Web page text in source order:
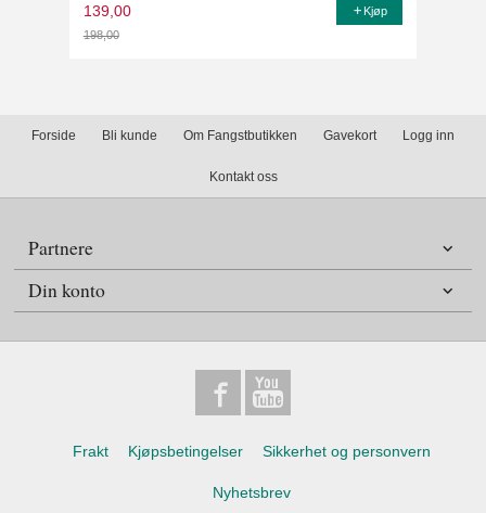
139,00
198,00
Kjøp
Forside Bli kunde Om Fangstbutikken Gavekort Logg inn
Kontakt oss
Partnere
Din konto
Frakt Kjøpsbetingelser Sikkerhet og personvern
Nyhetsbrev